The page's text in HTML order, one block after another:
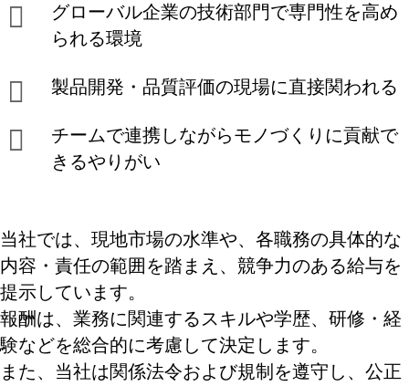
グローバル企業の技術部門で専門性を高め
られる環境
製品開発・品質評価の現場に直接関われる
チームで連携しながらモノづくりに貢献で
きるやりがい
当社では、現地市場の水準や、各職務の具体的な
内容・責任の範囲を踏まえ、競争力のある給与を
提示しています。
報酬は、業務に関連するスキルや学歴、研修・経
験などを総合的に考慮して決定します。
また、当社は関係法令および規制を遵守し、公正